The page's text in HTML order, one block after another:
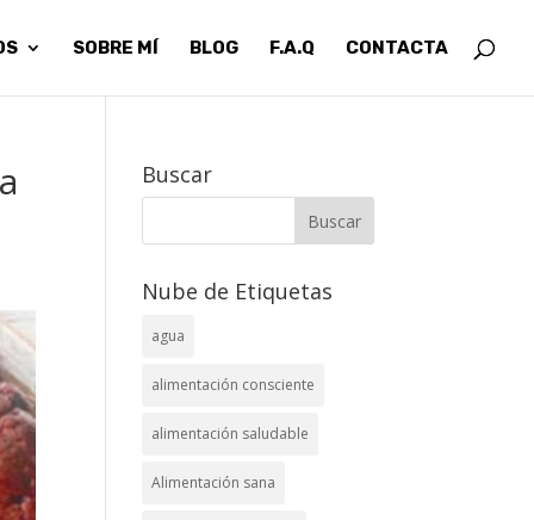
SOBRE MÍ BLOG F.A.Q CONTACTA
Buscar
Nube de Etiquetas
agua
alimentación consciente
alimentación saludable
Alimentación sana